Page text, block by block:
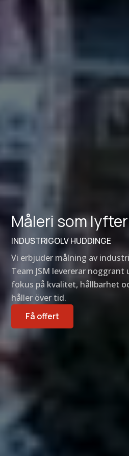
Måleri som
INDUSTRIGOLV HUDDINGE
Vi erbjuder målning av
Team JSM levererar
fokus på kvalitet, hållbarhet
håller över tid.
Få offert